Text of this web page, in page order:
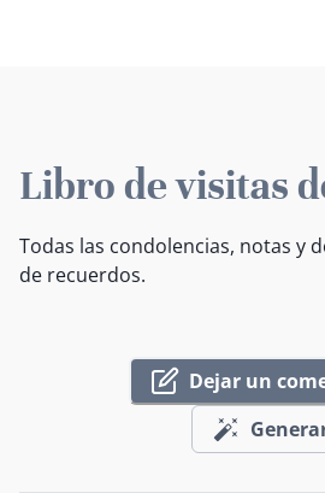
Libro de visitas
Todas las condolencias, notas y
de recuerdos.
Dejar un